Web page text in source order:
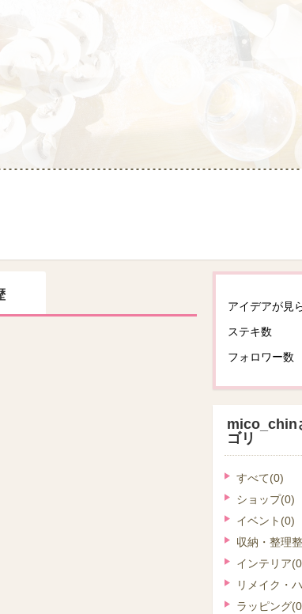
アイデアが見
ステキ数
フォロワー数
mico_chin
ゴリ
すべて(0)
ショップ(0)
イベント (0)
収納・整理
インテリア
リメイク・
ラッピング